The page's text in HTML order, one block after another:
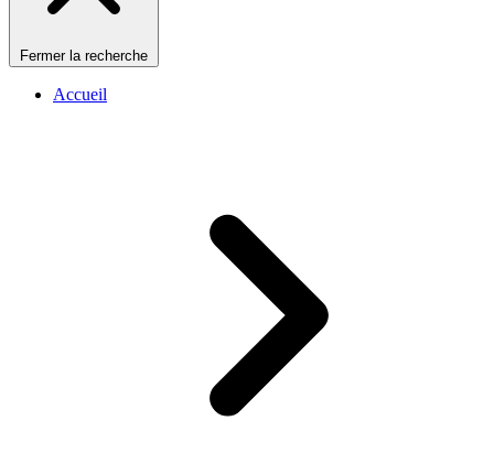
Fermer la recherche
Accueil